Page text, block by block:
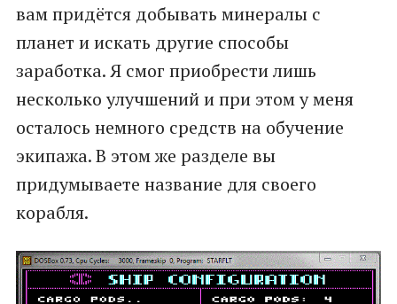
вам придётся добывать минералы с
планет и искать другие способы
заработка. Я смог приобрести лишь
несколько улучшений и при этом у меня
осталось немного средств на обучение
экипажа. В этом же разделе вы
придумываете название для своего
корабля.